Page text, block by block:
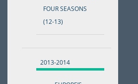
FOUR SEASONS
(12-13)
2013-2014